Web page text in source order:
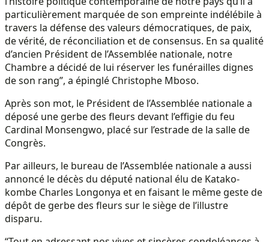
particulièrement marquée de son empreinte indélébile à
travers la défense des valeurs démocratiques, de paix,
de vérité, de réconciliation et de consensus. En sa qualité
d’ancien Président de l’Assemblée nationale, notre
Chambre a décidé de lui réserver les funérailles dignes
de son rang”, a épinglé Christophe Mboso.
Après son mot, le Président de l’Assemblée nationale a
déposé une gerbe des fleurs devant l’effigie du feu
Cardinal Monsengwo, placé sur l’estrade de la salle de
Congrès.
Par ailleurs, le bureau de l’Assemblée nationale a aussi
annoncé le décès du député national élu de Katako-
kombe Charles Longonya et en faisant le même geste de
dépôt de gerbe des fleurs sur le siège de l’illustre
disparu.